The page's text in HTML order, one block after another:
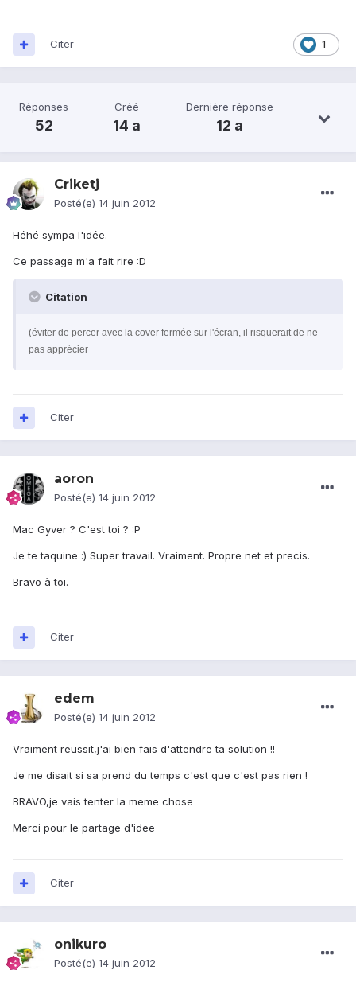
1
Citer
Réponses
52
Créé
14 a
Dernière réponse
12 a
Criketj
Posté(e) 14 juin 2012
Héhé sympa l'idée.
Ce passage m'a fait rire :D
Citation
(éviter de percer avec la cover fermée sur l'écran, il risquerait de ne
pas apprécier
Citer
aoron
Posté(e) 14 juin 2012
Mac Gyver ? C'est toi ? :P
Je te taquine :) Super travail. Vraiment. Propre net et precis.
Bravo à toi.
Citer
edem
Posté(e) 14 juin 2012
Vraiment reussit,j'ai bien fais d'attendre ta solution !!
Je me disait si sa prend du temps c'est que c'est pas rien !
BRAVO,je vais tenter la meme chose
Merci pour le partage d'idee
Citer
onikuro
Posté(e) 14 juin 2012